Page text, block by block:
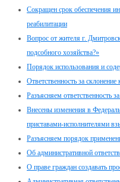
Сокращен срок обеспечения
реабилитации
Вопрос от жителя г.
подсобного хозяйства?»
Порядок использования и
Ответственность за
Разъясняем ответственность
Внесены изменения в
приставами-исполнителями
Разъясняем порядок
Об административной
О праве граждан создавать